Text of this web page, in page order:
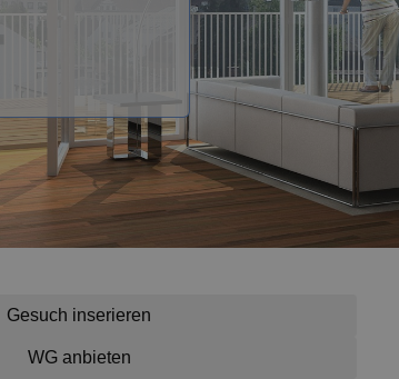
Gesuch inserieren
WG anbieten